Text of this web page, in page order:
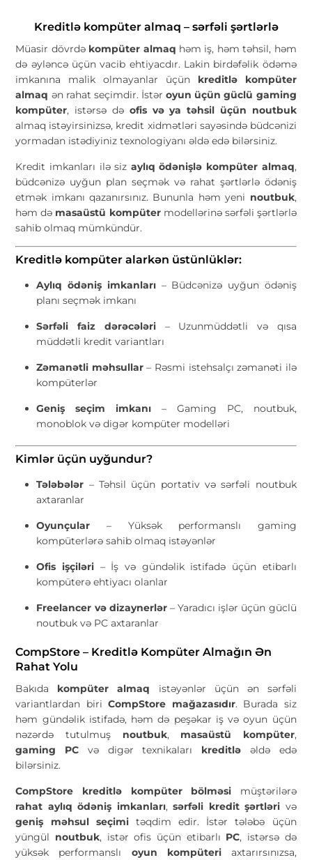
Kreditlə kompüter almaq – sərfəli şərtlərlə
Müasir dövrdə kompüter almaq həm iş, həm təhsil, həm
də əyləncə üçün vacib ehtiyacdır. Lakin birdəfəlik ödəmə
imkanına malik olmayanlar üçün kreditlə kompüter
almaq ən rahat seçimdir. İstəroyun üçün güclü gaming
kompüter, istərsə də ofis və ya təhsil üçün noutbuk
almaq istəyirsinizsə, kredit xidmətləri sayəsində büdcənizi
yormadan istədiyiniz texnologiyanı əldə edə bilərsiniz.
Kredit imkanları ilə siz aylıq ödənişlə kompüter almaq,
büdcənizə uyğun plan seçmək və rahat şərtlərlə ödəniş
etmək imkanı qazanırsınız. Bununla həm yeni noutbuk,
həm də masaüstü kompütermodellərinə sərfəli şərtlərlə
sahib olmaq mümkündür.
Kreditlə kompüter alarkən üstünlüklər:
Aylıq ödəniş imkanları– Büdcənizə uyğun ödəniş
planı seçmək imkanı
Sərfəli faiz dərəcələri– Uzunmüddətli və qısa
müddətli kredit variantları
Zəmanətli məhsullar– Rəsmi istehsalçı zəmanəti ilə
kompüterlər
Geniş seçim imkanı – Gaming PC, noutbuk,
monoblok və digər kompüter modelləri
Kimlər üçün uyğundur?
Tələbələr – Təhsil üçün portativ və sərfəli noutbuk
axtaranlar
Oyunçular – Yüksək performanslı gaming
kompüterlərə sahib olmaq istəyənlər
Ofis işçiləri – İş və gündəlik istifadə üçün etibarlı
kompüterə ehtiyacı olanlar
Freelancer və dizaynerlər– Yaradıcı işlər üçün güclü
noutbuk və PC axtaranlar
CompStore – Kreditlə Kompüter Almağın Ən
Rahat Yolu
Bakıda kompüter almaq istəyənlər üçün ən sərfəli
variantlardan biriCompStore mağazasıdır. Burada siz
həm gündəlik istifadə, həm də peşəkar iş və oyun üçün
nəzərdə tutulmuş noutbuk, masaüstü kompüter,
gaming PC və digər texnikaları kreditlə əldə edə
bilərsiniz.
CompStore kreditlə kompüter bölməsi müştərilərə
rahat aylıq ödəniş imkanları,sərfəli kredit şərtləri və
geniş məhsul seçimitəqdim edir. İstər tələbə üçün
yüngül noutbuk, istər ofis üçün etibarlı PC, istərsə də
yüksək performanslı oyun kompüteriaxtarırsınızsa,